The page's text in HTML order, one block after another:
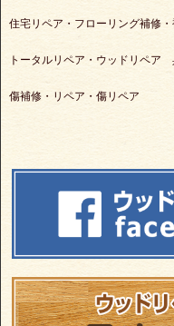
住宅リペア・フローリング補修・
トータルリペア・ウッドリペア
傷補修・リペア・傷リペア